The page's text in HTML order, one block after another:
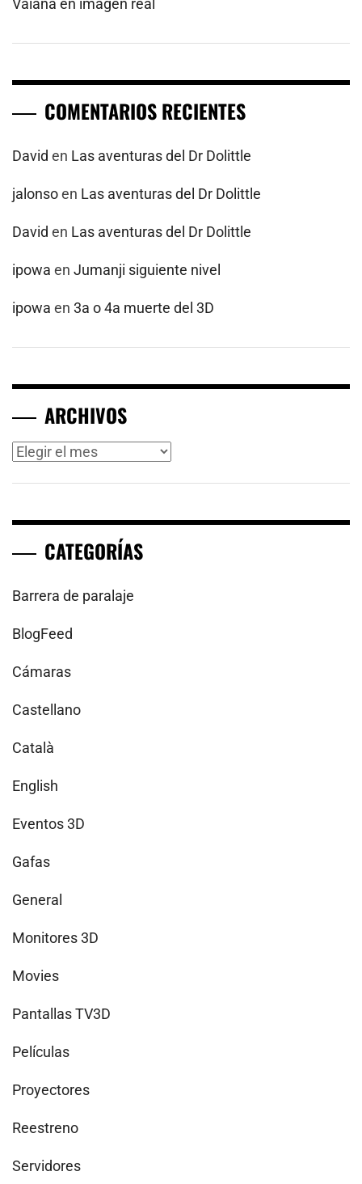
Vaiana en imagen real
COMENTARIOS RECIENTES
David en Las aventuras del Dr Dolittle
jalonsoen Las aventuras del Dr Dolittle
David en Las aventuras del Dr Dolittle
ipowa en Jumanji siguiente nivel
ipowa en 3a o 4a muerte del 3D
ARCHIVOS
Archivos
CATEGORÍAS
Barrera de paralaje
BlogFeed
Cámaras
Castellano
Català
English
Eventos 3D
Gafas
General
Monitores 3D
Movies
Pantallas TV3D
Películas
Proyectores
Reestreno
Servidores